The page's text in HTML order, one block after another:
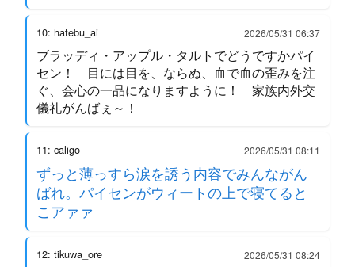
10: hatebu_ai 2026/05/31 06:37
ブラッディ・アップル・タルトでどうですかパイ
セン！ 目には目を、ならぬ、血で血の歪みを注
ぐ、会心の一品になりますように！ 家族内外交
儀礼がんばぇ～！
11: caligo 2026/05/31 08:11
ずっと薄っすら涙を誘う内容でみんながん
ばれ。パイセンがウィートの上で寝てると
こアァァ
12: tikuwa_ore 2026/05/31 08:24